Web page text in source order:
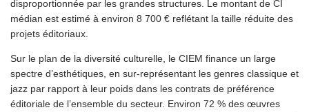
disproportionnée par les grandes structures. Le montant de CI
médian est estimé à environ 8 700 € reflétant la taille réduite des
projets éditoriaux.
Sur le plan de la diversité culturelle, le CIEM finance un large
spectre d’esthétiques, en sur-représentant les genres classique et
jazz par rapport à leur poids dans les contrats de préférence
éditoriale de l’ensemble du secteur. Environ 72 % des œuvres